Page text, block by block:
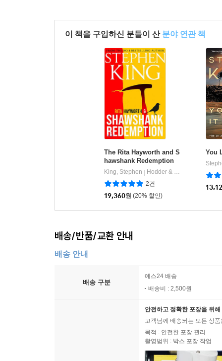
이 책을 구입하신 분들이 산 분야 연관 책
The Rita Hayworth and S
hawshank Redemption
King, Stephen
Hodder & Stoughton
2건
19,360원 (20% 할인)
You
배송/반품/교환 안내
배송 안내
배송 구분
예스24 배송
배송비 : 2,500원
안전하고 정확한 포장을 위
고객님께 배송되는 모든 상
목적 : 안전한 포장 관리
촬영범위 : 박스 포장 작업